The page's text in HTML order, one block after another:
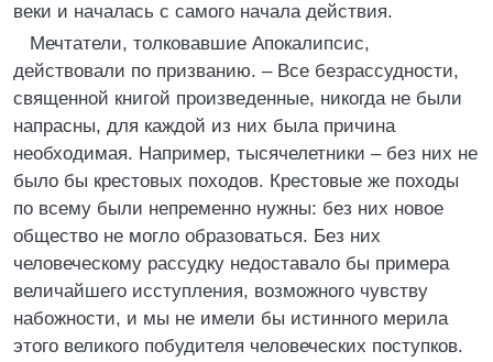
веки и началась с самого начала действия.
Мечтатели, толковавшие Апокалипсис,
действовали по призванию. – Все безрассудности,
священной книгой произведенные, никогда не были
напрасны, для каждой из них была причина
необходимая. Например, тысячелетники – без них не
было бы крестовых походов. Крестовые же походы
по всему были непременно нужны: без них новое
общество не могло образоваться. Без них
человеческому рассудку недоставало бы примера
величайшего исступления, возможного чувству
набожности, и мы не имели бы истинного мерила
этого великого побудителя человеческих поступков.